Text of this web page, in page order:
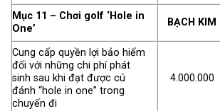
Mục 11 – Chơi golf ‘Hole in
One’
BẠCH KIM
Cung cấp quyền lợi bảo hiểm
đối với những chi phí phát
sinh sau khi đạt được cú
đánh “hole in one” trong
chuyến đi
4.000.000